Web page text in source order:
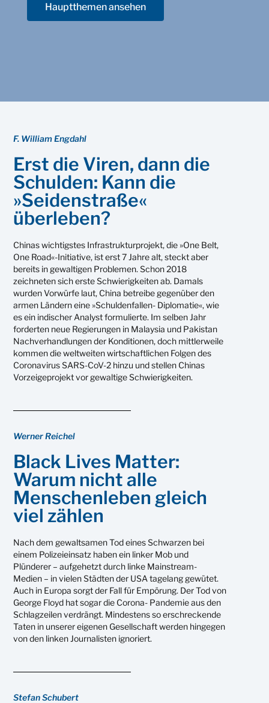
Hauptthemen ansehen
F. William Engdahl
Erst die Viren, dann die
Schulden: Kann die
»Seidenstraße«
überleben?
Chinas wichtigstes Infrastrukturprojekt, die »One Belt,
One Road«-Initiative, ist erst 7 Jahre alt, steckt aber
bereits in gewaltigen Problemen. Schon 2018
zeichneten sich erste Schwierigkeiten ab. Damals
wurden Vorwürfe laut, China betreibe gegenüber den
armen Ländern eine »Schuldenfallen- Diplomatie«, wie
es ein indischer Analyst formulierte. Im selben Jahr
forderten neue Regierungen in Malaysia und Pakistan
Nachverhandlungen der Konditionen, doch mittlerweile
kommen die weltweiten wirtschaftlichen Folgen des
Coronavirus SARS-CoV-2 hinzu und stellen Chinas
Vorzeigeprojekt vor gewaltige Schwierigkeiten.
Werner Reichel
Black Lives Matter:
Warum nicht alle
Menschenleben gleich
viel zählen
Nach dem gewaltsamen Tod eines Schwarzen bei
einem Polizeieinsatz haben ein linker Mob und
Plünderer – aufgehetzt durch linke Mainstream-
Medien – in vielen Städten der USA tagelang gewütet.
Auch in Europa sorgt der Fall für Empörung. Der Tod von
George Floyd hat sogar die Corona- Pandemie aus den
Schlagzeilen verdrängt. Mindestens so erschreckende
Taten in unserer eigenen Gesellschaft werden hingegen
von den linken Journalisten ignoriert.
Stefan Schubert